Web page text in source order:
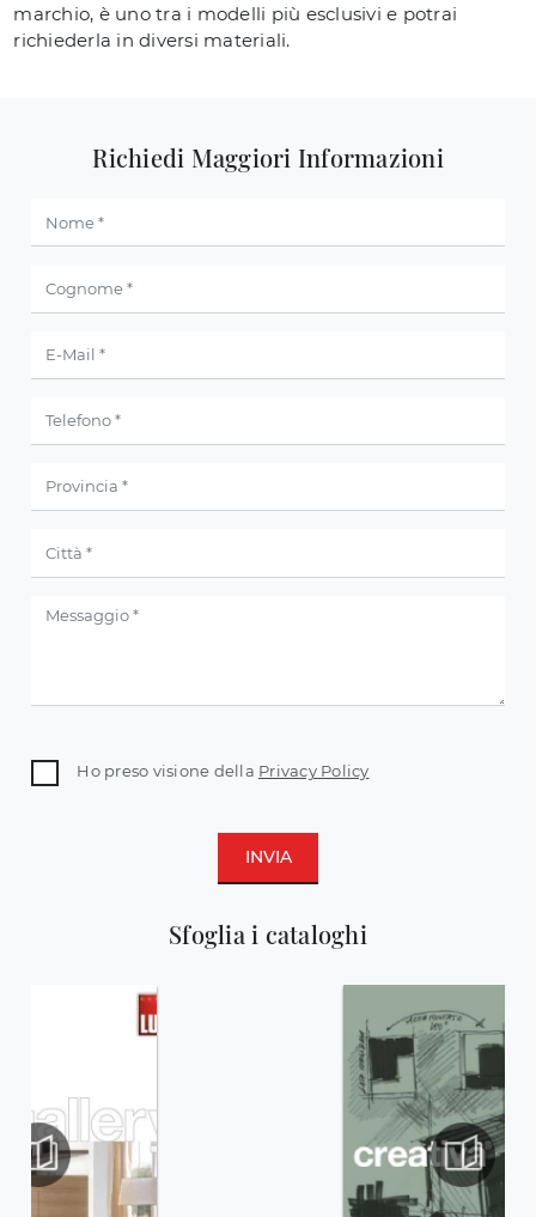
marchio, è uno tra i modelli più esclusivi e potrai
richiederla in diversi materiali.
Sfoglia i cataloghi
Richiedi Maggiori Informazioni
Ho preso visione della Privacy Policy
INVIA